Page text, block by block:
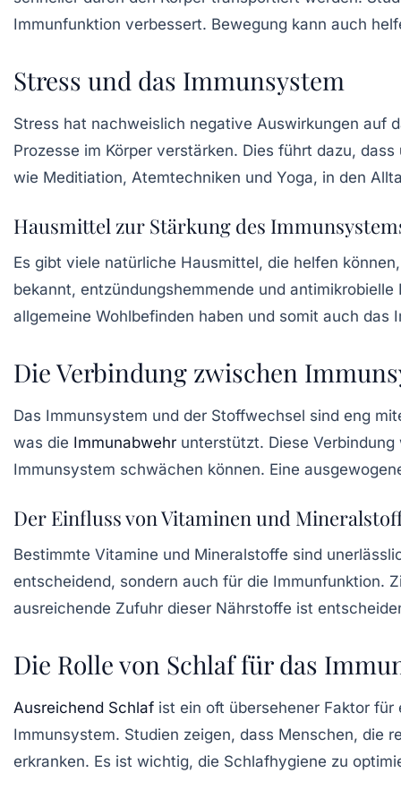
Immunfunktion verbessert. Bewegung kann auch
Stress und das Immunsystem
Stress hat nachweislich negative Auswirkungen auf
Prozesse im Körper verstärken. Dies führt dazu, dass
wie Meditiation, Atemtechniken und Yoga, in den
Hausmittel zur Stärkung des
Es gibt viele natürliche Hausmittel, die helfen
bekannt, entzündungshemmende und
allgemeine Wohlbefinden haben und somit auch das
Die Verbindung zwischen
Das Immunsystem und der Stoffwechsel sind eng
was die Immunabwehr unterstützt. Diese
Immunsystem schwächen können. Eine
Der Einfluss von Vitaminen und
Bestimmte Vitamine und Mineralstoffe sind
entscheidend, sondern auch für die Immunfunktion.
ausreichende Zufuhr dieser Nährstoffe ist
Die Rolle von Schlaf für das
Ausreichend Schlaf ist ein oft übersehener Faktor
Immunsystem. Studien zeigen, dass Menschen, die
erkranken. Es ist wichtig, die Schlafhygiene zu